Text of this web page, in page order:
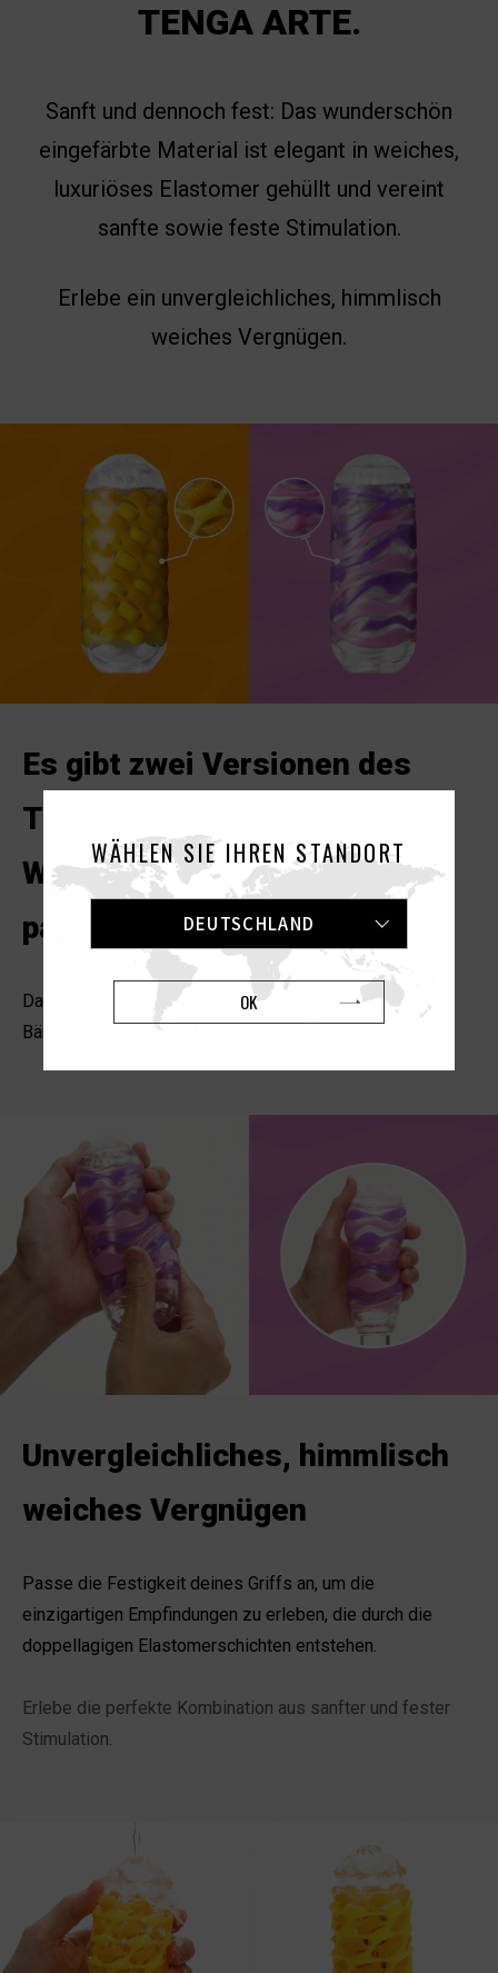
TENGA ARTE.
Sanft und dennoch fest: Das wunderschön
eingefärbte Material ist elegant in weiches,
luxuriöses Elastomer gehüllt und vereint
sanfte sowie feste Stimulation.
Erlebe ein unvergleichliches, himmlisch
weiches Vergnügen.
Es gibt zwei Versionen des
TENGA ARTE.
Wähle das Design, das zu dir
passt!
Das luxuriöse Geflecht des WEAVE und die fließenden
Bänder des DRAPE
Unvergleichliches, himmlisch
weiches Vergnügen
Passe die Festigkeit deines Griffs an, um die
einzigartigen Empfindungen zu erleben, die durch die
doppellagigen Elastomerschichten entstehen.
Erlebe die perfekte Kombination aus sanfter und fester
Stimulation.
WÄHLEN SIE IHREN STANDORT
DEUTSCHLAND
OK